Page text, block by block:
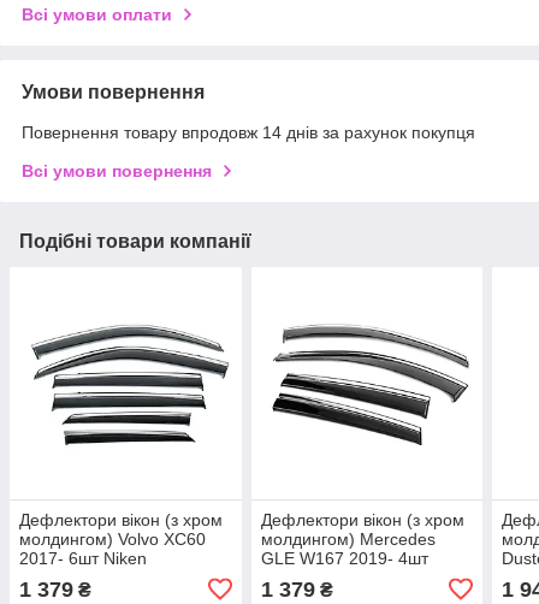
Всі умови оплати
Умови повернення
Повернення товару впродовж 14 днів за рахунок покупця
Всі умови повернення
Подібні товари компанії
Дефлектори вікон (з хром
молдингом) Volvo XC60
2017- 6шт Niken
1 379 ₴
Дефлектори вікон (з хром
молдингом) Mercedes
GLE W167 2019- 4шт
1 379₴ 1